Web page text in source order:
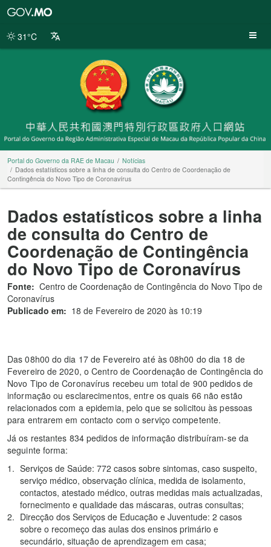
da
31°C
Portal do Governo da RAE de Macau
Notícias
Dados estatísticos sobre a linha de consulta do Centro de Coordenação de
Contingência do Novo Tipo de Coronavírus
Dados estatísticos sobre a linha
de consulta do Centro de
Coordenação de Contingência
do Novo Tipo de Coronavírus
Fonte: Centro de Coordenação de Contingência do Novo Tipo de
Coronavírus
Publicado em: 18 de Fevereiro de 2020 às 10:19
Das 08h00 do dia 17 de Fevereiro até às 08h00 do dia 18 de
Fevereiro de 2020, o Centro de Coordenação de Contingência do
Novo Tipo de Coronavírus recebeu um total de 900 pedidos de
informação ou esclarecimentos, entre os quais 66 não estão
relacionados com a epidemia, pelo que se solicitou às pessoas
para entrarem em contacto com o serviço competente.
Já os restantes 834 pedidos de informação distribuíram-se da
seguinte forma:
Serviços de Saúde: 772 casos sobre sintomas, caso suspeito,
serviço médico, observação clínica, medida de isolamento,
contactos, atestado médico, outras medidas mais actualizadas,
fornecimento e qualidade das máscaras, outras consultas;
Direcção dos Serviços de Educação e Juventude: 2 casos
sobre o recomeço das aulas dos ensinos primário e
secundário, situação de aprendizagem em casa;